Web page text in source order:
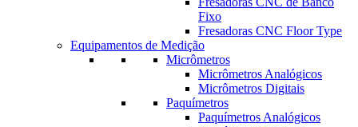
Fixo
Fresadoras CNC Floor Type
Equipamentos de Medição
Micrômetros
Micrômetros Analógicos
Micrômetros Digitais
Paquímetros
Paquímetros Analógicos